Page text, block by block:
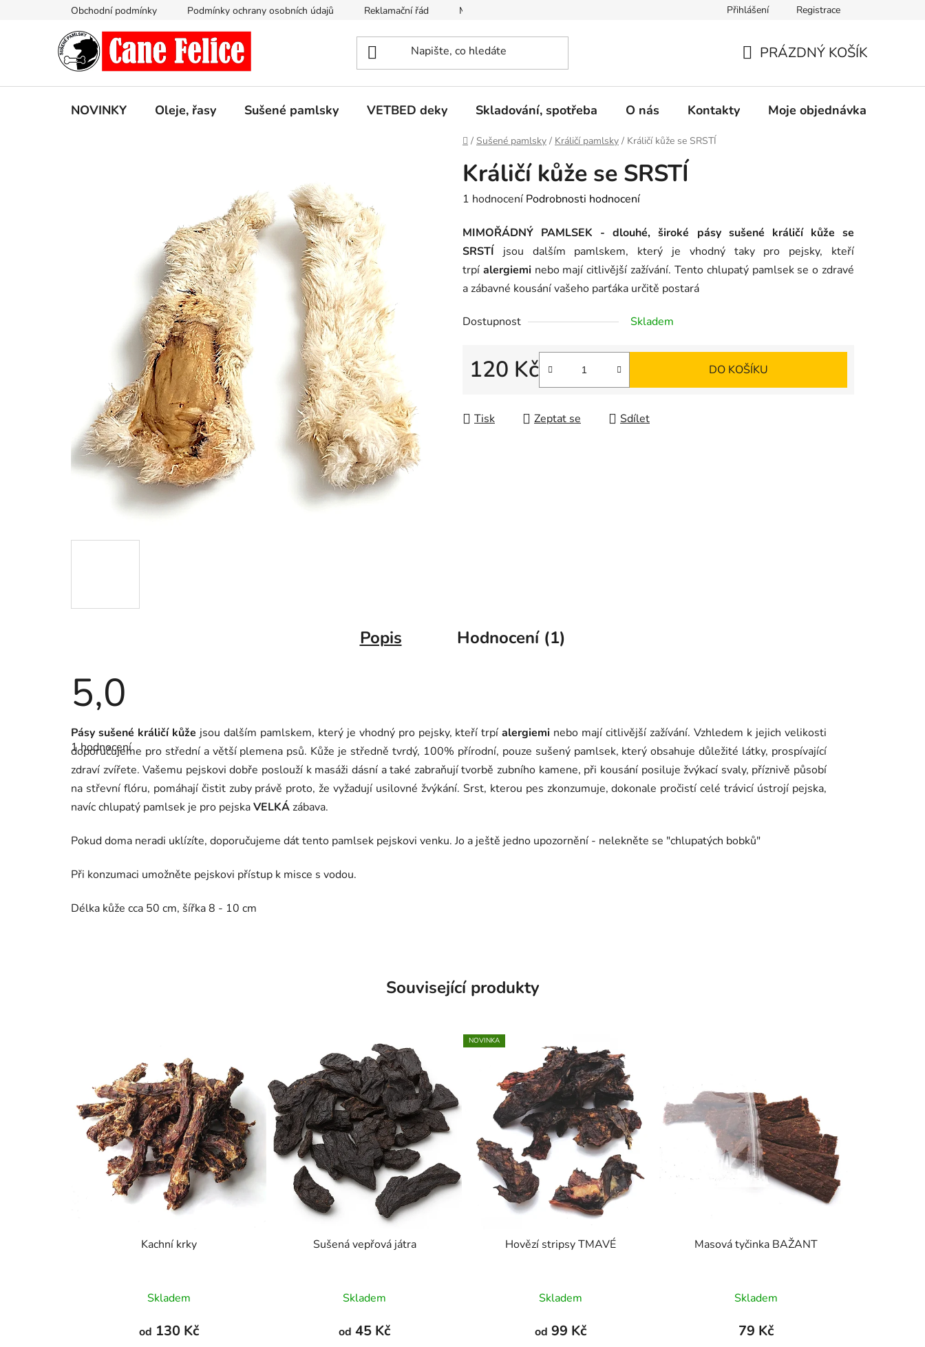
Obchodní podmínky Podmínky ochrany osobních údajů Reklamační řád Moje objednávka Přihlášení Registrace
KOŠÍK
PRÁZDNÝ KOŠÍK
NOVINKY Oleje, řasy Sušené pamlsky VETBED deky Skladování, spotřeba O nás Kontakty Moje objednávka
Domů
/ Sušené pamlsky / Králičí pamlsky / Králičí kůže se SRSTÍ
Králičí kůže se SRSTÍ
Průměrné
produktu
je
5,0
z
hvězdiček.
1 hodnocení Podrobnosti hodnocení
MIMOŘÁDNÝ PAMLSEK - dlouhé, široké pásy sušené králičí kůže se
SRSTÍ jsou dalším pamlskem, který je vhodný taky pro pejsky, kteří
trpí alergiemi nebo mají citlivější zažívání. Tento chlupatý pamlsek se o zdravé
a zábavné kousání vašeho parťáka určitě postará
Dostupnost Skladem
120 Kč DO KOŠÍKU
Tisk Zeptat se Sdílet
Popis Hodnocení (1)
5,0
Průměrné
hodnocení
produktu
5,0
5
hvězdiček.
1 hodnocení
Pásy sušené králičí kůže jsou dalším pamlskem, který je vhodný pro pejsky, kteří trpíalergiemi nebo mají citlivější zažívání. Vzhledem k jejich velikosti
doporučujeme pro střední a větší plemena psů. Kůže je středně tvrdý, 100% přírodní, pouze sušený pamlsek, který obsahuje důležité látky, prospívající
zdraví zvířete. Vašemu pejskovi dobře poslouží k masáži dásní a také zabraňují tvorbě zubního kamene, při kousání posiluje žvýkací svaly, příznivě působí
na střevní flóru, pomáhají čistit zuby právě proto, že vyžadují usilovné žvýkání. Srst, kterou pes zkonzumuje, dokonale pročistí celé trávicí ústrojí pejska,
navíc chlupatý pamlsek je pro pejskaVELKÁzábava.
Pokud doma neradi uklízíte, doporučujeme dát tento pamlsek pejskovi venku. Jo a ještě jedno upozornění - nelekněte se "chlupatých bobků"
Při konzumaci umožněte pejskovi přístup k misce s vodou.
Délka kůže cca 50 cm, šířka 8 - 10 cm
Související produkty
Kachní krky
hodnocení
produktu
Skladem
od 130 Kč
Sušená vepřová játra
hodnocení
produktu
Skladem
od 45 Kč
NOVINKA
Hovězí stripsy TMAVÉ
hodnocení
produktu
Skladem
od 99 Kč
Masová tyčinka BAŽANT
hodnocení
produktu
Skladem
79 Kč